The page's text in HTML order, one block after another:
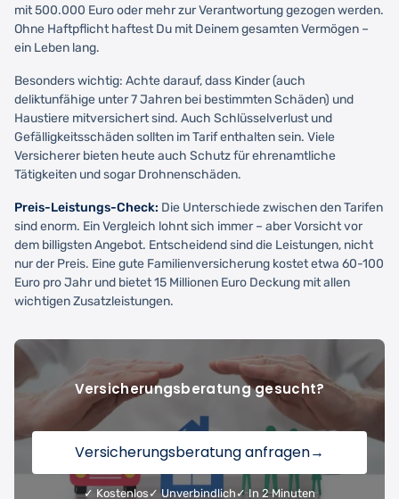
mit 500.000 Euro oder mehr zur Verantwortung gezogen werden.
Ohne Haftpflicht haftest Du mit Deinem gesamten Vermögen –
ein Leben lang.
Besonders wichtig: Achte darauf, dass Kinder (auch
deliktunfähige unter 7 Jahren bei bestimmten Schäden) und
Haustiere mitversichert sind. Auch Schlüsselverlust und
Gefälligkeitsschäden sollten im Tarif enthalten sein. Viele
Versicherer bieten heute auch Schutz für ehrenamtliche
Tätigkeiten und sogar Drohnenschäden.
Preis-Leistungs-Check: Die Unterschiede zwischen den Tarifen
sind enorm. Ein Vergleich lohnt sich immer – aber Vorsicht vor
dem billigsten Angebot. Entscheidend sind die Leistungen, nicht
nur der Preis. Eine gute Familienversicherung kostet etwa 60-100
Euro pro Jahr und bietet 15 Millionen Euro Deckung mit allen
wichtigen Zusatzleistungen.
Versicherungsberatung gesucht?
Versicherungsberatung anfragen→
✓ Kostenlos ✓ Unverbindlich ✓ In 2 Minuten